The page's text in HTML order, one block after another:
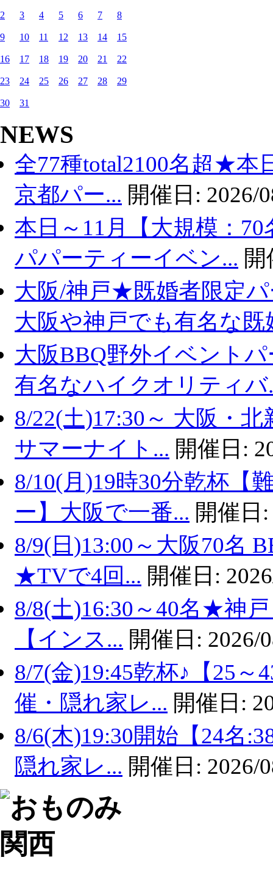
2 3 4 5 6 7 8
9 10 11 12 13 14 15
16 17 18 19 20 21 22
23 24 25 26 27 28 29
30 31
NEWS
全77種total2100名超★本
京都パー... 開催日: 2026/
本日～11月【大規模：
パパーティーイベン...
大阪/神戸★既婚者限定
大阪や神戸でも有名な既
大阪BBQ野外イベント
有名なハイクオリティバ
8/22(土)17:30～ 大阪・
サマーナイト... 開催日:
8/10(月)19時30分乾杯【
ー】大阪で一番... 開催日
8/9(日)13:00～大阪70名
★TVで4回... 開催日:
8/8(土)16:30～40名★神
【インス... 開催日: 2026/
8/7(金)19:45乾杯♪【25
催・隠れ家レ... 開催日:
8/6(木)19:30開始【24名
隠れ家レ... 開催日: 2026/